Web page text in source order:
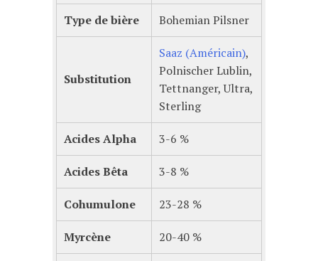
Type de bière Bohemian Pilsner
Substitution
Saaz (Américain),
Polnischer Lublin,
Tettnanger, Ultra,
Sterling
Acides Alpha 3-6 %
Acides Bêta 3-8 %
Cohumulone 23-28 %
Myrcène 20-40 %